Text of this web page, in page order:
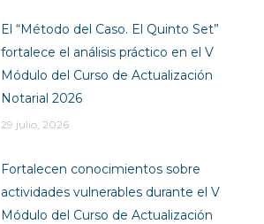
El “Método del Caso. El Quinto Set”
fortalece el análisis práctico en el V
Módulo del Curso de Actualización
Notarial 2026
29 julio, 2026
Fortalecen conocimientos sobre
actividades vulnerables durante el V
Módulo del Curso de Actualización